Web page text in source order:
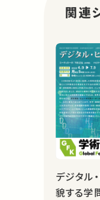
関連
デジタル
貌する